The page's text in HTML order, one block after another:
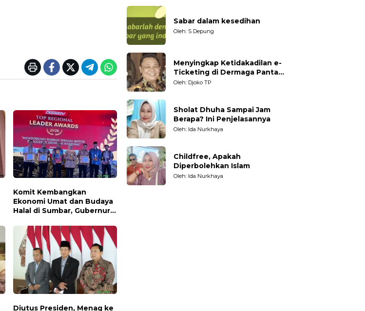
Komit Kembangkan
Ekonomi Umat dan Budaya
Halal di Sumbar, Gubernur
Nasional
Diutus Presiden, Menag ke
Sabar dalam kesedihan
Oleh: S Depung
Menyingkap Ketidakadilan e-
Ticketing di Dermaga Pantai
Kartini Jepara, terhadap
Oleh: Djoko TP
Sholat Dhuha Sampai Jam
Berapa? Ini Penjelasannya
Oleh: Ida Nurkhaya
Childfree, Apakah
Diperbolehkan Islam
Oleh: Ida Nurkhaya